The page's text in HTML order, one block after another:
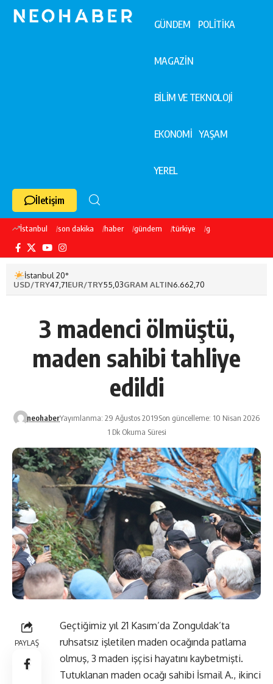
GÜNDEM POLİTİKA
MAGAZİN
BİLİM VE TEKNOLOJİ
EKONOMİ YAŞAM
YEREL
İletişim
İstanbul son dakika haber gündem türkiye galatasaray
İstanbul 20°
USD/TRY47,71EUR/TRY55,03GRAM ALTIN6.662,70
3 madenci ölmüştü,
maden sahibi tahliye
edildi
neohaberYayımlanma: 29 Ağustos 2019Son güncelleme: 10 Nisan 2026
1 Dk Okuma Süresi
PAYLAŞ
Geçtiğimiz yıl 21 Kasım’da Zonguldak’ta
ruhsatsız işletilen maden ocağında patlama
olmuş, 3 maden işçisi hayatını kaybetmişti.
Tutuklanan maden ocağı sahibi İsmail A., ikinci